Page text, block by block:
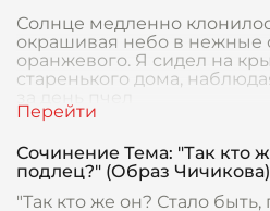
Солнце медленно
окрашивая небо в нежные
оранжевого. Я сидел на
старенького дома,
Сочинение Тема: "Так кто
подлец?" (Образ Чичикова)
"Так кто же он? Стало быть,